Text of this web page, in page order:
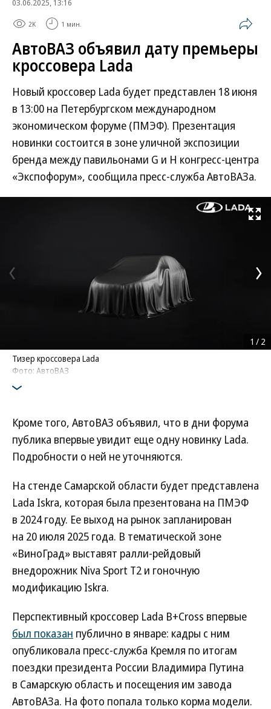
03.06.2025, 13:16
2K 1 мин.
АвтоВАЗ объявил дату премьеры
кроссовера Lada
Новый кроссовер Lada будет представлен 18 июня
в 13:00 на Петербургском международном
экономическом форуме (ПМЭФ). Презентация
новинки состоится в зоне уличной экспозиции
бренда между павильонами G и H конгресс-центра
«Экспофорум», сообщила пресс-служба АвтоВАЗа.
Развернуть
Тизер кроссовера Lada
Фото: АвтоВАЗ
1 / 2
Кроме того, АвтоВАЗ объявил, что в дни форума
публика впервые увидит еще одну новинку Lada.
Подробности о ней не уточняются.
На стенде Самарской области будет представлена
Lada Iskra, которая была презентована на ПМЭФ
в 2024 году. Ее выход на рынок запланирован
на 20 июля 2025 года. В тематической зоне
«ВиноГрад» выставят ралли-рейдовый
внедорожник Niva Sport Т2 и гоночную
модификацию Iskra.
Перспективный кроссовер Lada B+Cross впервые
был показан публично в январе: кадры с ним
опубликовала пресс-служба Кремля по итогам
поездки президента России Владимира Путина
в Самарскую область и посещения им завода
АвтоВАЗа. На фото попала только корма модели.